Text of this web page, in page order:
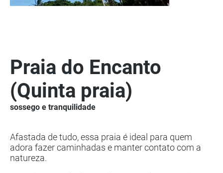
Praia do Encanto
(Quinta praia)
sossego e tranquilidade
Afastada de tudo, essa praia é ideal para quem
adora fazer caminhadas e manter contato com a
natureza.